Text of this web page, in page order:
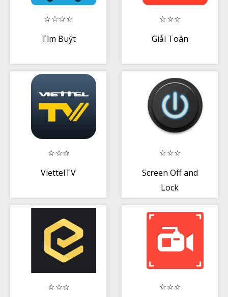
Tìm Buýt Giải Toán
ViettelTV
Screen Off and
Lock